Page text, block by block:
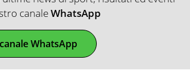
canaleWhatsApp
WhatsApp